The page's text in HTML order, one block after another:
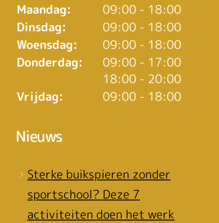
Maandag:
09:00 - 18:00
Dinsdag:
09:00 - 18:00
Woensdag:
09:00 - 18:00
Donderdag:
09:00 tot
- 17:00
18:00 tot
- 20:00
Vrijdag:
09:00 - 18:00
Nieuws
Sterke buikspieren zonder
sportschool? Deze 7
activiteiten doen het werk